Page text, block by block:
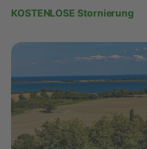
KOSTENLOSE Stornierung